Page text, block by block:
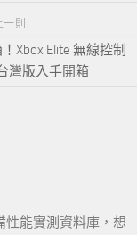
一則
Xbox Elite 無線控制
灣版入手開箱
性能實測資料庫，想